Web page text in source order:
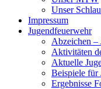
Unser
Impressum
Jugendfeuerwehr
Abzeichen –
Aktivitäten
Aktuelle
Beispiele für
Ergebnisse